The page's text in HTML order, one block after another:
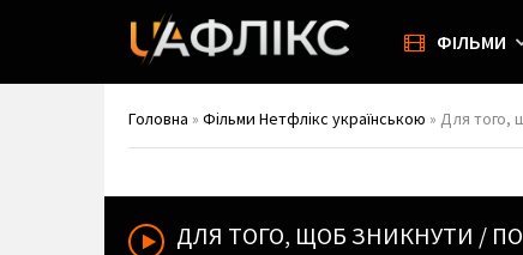
ФІЛЬМИ
Головна » Фільми Нетфлікс українською » Для того,
ДЛЯ ТОГО, ЩОБ ЗНИКНУТИ /